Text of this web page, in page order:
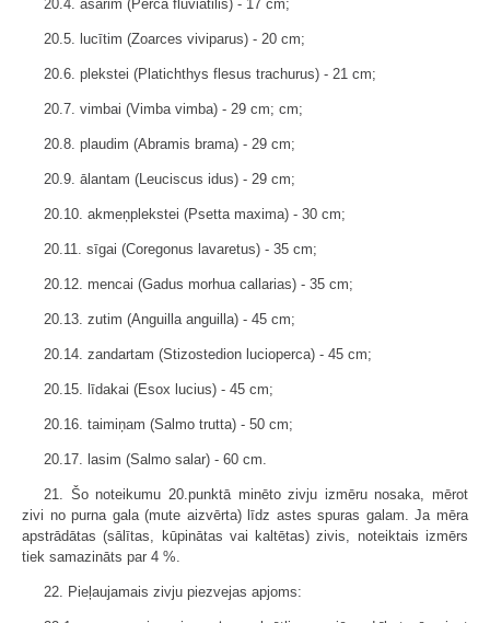
20.4. asarim (Perca fluviatilis) - 17 cm;
20.5. lucītim (Zoarces viviparus) - 20 cm;
20.6. plekstei (Platichthys flesus trachurus) - 21 cm;
20.7. vimbai (Vimba vimba) - 29 cm; cm;
20.8. plaudim (Abramis brama) - 29 cm;
20.9. ālantam (Leuciscus idus) - 29 cm;
20.10. akmeņplekstei (Psetta maxima) - 30 cm;
20.11. sīgai (Coregonus lavaretus) - 35 cm;
20.12. mencai (Gadus morhua callarias) - 35 cm;
20.13. zutim (Anguilla anguilla) - 45 cm;
20.14. zandartam (Stizostedion lucioperca) - 45 cm;
20.15. līdakai (Esox lucius) - 45 cm;
20.16. taimiņam (Salmo trutta) - 50 cm;
20.17. lasim (Salmo salar) - 60 cm.
21. Šo noteikumu 20.punktā minēto zivju izmēru nosaka, mērot
zivi no purna gala (mute aizvērta) līdz astes spuras galam. Ja mēra
apstrādātas (sālītas, kūpinātas vai kaltētas) zivis, noteiktais izmērs
tiek samazināts par 4 %.
22. Pieļaujamais zivju piezvejas apjoms: